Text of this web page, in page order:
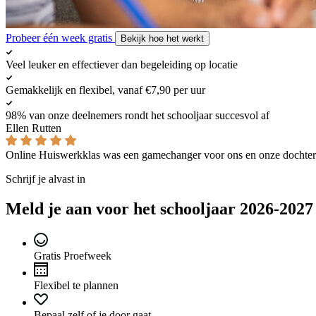
Probeer één week gratis Bekijk hoe het werkt
Veel leuker en effectiever dan begeleiding op locatie
Gemakkelijk en flexibel, vanaf €7,90 per uur
98% van onze deelnemers rondt het schooljaar succesvol af
Ellen Rutten
Online Huiswerkklas was een gamechanger voor ons en onze
Schrijf je alvast in
Meld je aan voor het schooljaar 2026-2027
Gratis Proefweek
Flexibel te plannen